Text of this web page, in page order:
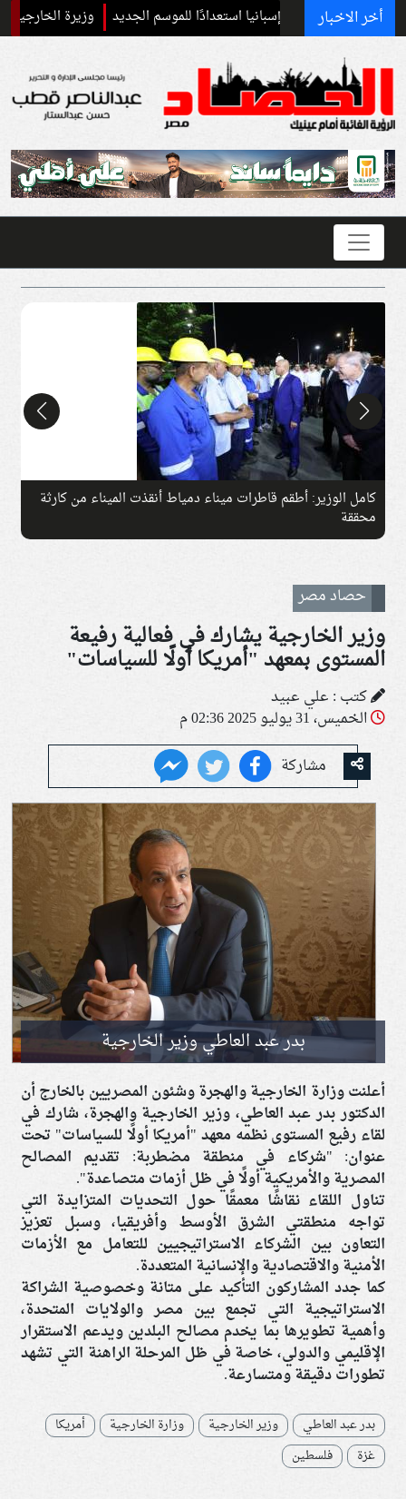
أخر الاخبار
معسكر إسبانيا استعدادًا للموسم الجديد وزيرة الخارجية
كامل الوزير: أطقم قاطرات ميناء دمياط أنقذت الميناء من كارثة
محققة
حصاد مصر
وزير الخارجية يشارك في فعالية رفيعة
المستوى بمعهد "أمريكا أولًا للسياسات"
كتب : علي عبيد
الخميس، 31 يوليو 2025 02:36 م
مشاركة
بدر عبد العاطي وزير الخارجية
أعلنت وزارة الخارجية والهجرة وشئون المصريين بالخارج أن
الدكتور بدر عبد العاطي، وزير الخارجية والهجرة، شارك في
لقاء رفيع المستوى نظمه معهد "أمريكا أولًا للسياسات" تحت
عنوان: "شركاء في منطقة مضطربة: تقديم المصالح
المصرية والأمريكية أولًا في ظل أزمات متصاعدة".
تناول اللقاء نقاشًا معمقًا حول التحديات المتزايدة التي
تواجه منطقتي الشرق الأوسط وأفريقيا، وسبل تعزيز
التعاون بين الشركاء الاستراتيجيين للتعامل مع الأزمات
الأمنية والاقتصادية والإنسانية المتعددة.
كما جدد المشاركون التأكيد على متانة وخصوصية الشراكة
الاستراتيجية التي تجمع بين مصر والولايات المتحدة،
وأهمية تطويرها بما يخدم مصالح البلدين ويدعم الاستقرار
الإقليمي والدولي، خاصة في ظل المرحلة الراهنة التي تشهد
تطورات دقيقة ومتسارعة.
بدر عبد العاطي وزير الخارجية وزارة الخارجية
أمريكا
غزة
فلسطين